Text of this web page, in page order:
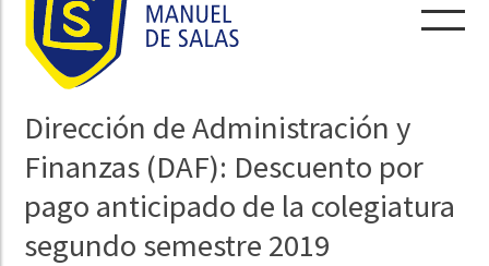
Dirección de Administración y
Finanzas (DAF): Descuento por
pago anticipado de la colegiatura
segundo semestre 2019